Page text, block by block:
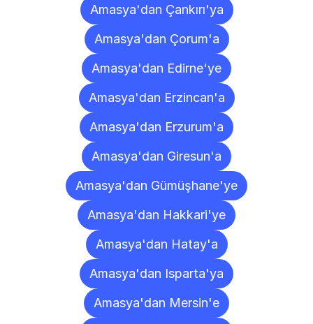
Amasya'dan Çankırı'ya
Amasya'dan Çorum'a
Amasya'dan Edirne'ye
Amasya'dan Erzincan'a
Amasya'dan Erzurum'a
Amasya'dan Giresun'a
Amasya'dan Gümüşhane'ye
Amasya'dan Hakkari'ye
Amasya'dan Hatay'a
Amasya'dan Isparta'ya
Amasya'dan Mersin'e